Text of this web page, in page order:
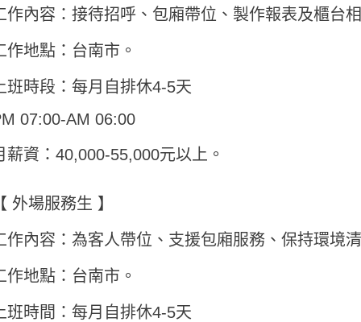
作內容：接待招呼、包廂帶位、製作報表及櫃台
作地點：台南市。
班時段：每月自排休4-5天
07:00-AM 06:00
薪資：40,000-55,000元以上。
外場服務生 】
作內容：為客人帶位、支援包廂服務、保持環境清
作地點：台南市。
班時間：每月自排休4-5天